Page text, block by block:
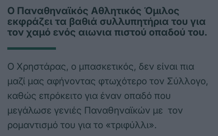
Ο Παναθηναϊκός Αθλητικός Όμιλος
εκφράζει τα βαθιά συλλυπητήρια του για
τον χαμό ενός αιωνια πιστού οπαδού του.
Ο Χρηστάρας, ο μπασκετικός, δεν είναι πια
μαζί μας αφήνοντας φτωχότερο τον Σύλλογο,
καθώς επρόκειτο για έναν οπαδό που
μεγάλωσε γενιές Παναθηναϊκών με τον
ρομαντισμό του για το «τριφύλλι».